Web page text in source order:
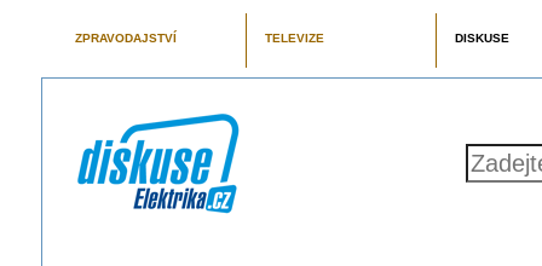
ZPRAVODAJSTVÍ TELEVIZE DISKUSE